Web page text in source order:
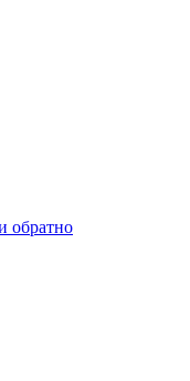
обратно